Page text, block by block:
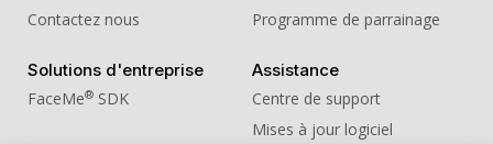
Contactez nous
Programme de parrainage
Solutions d'entreprise
FaceMe® SDK
Assistance
Centre de support
Mises à jour logiciel